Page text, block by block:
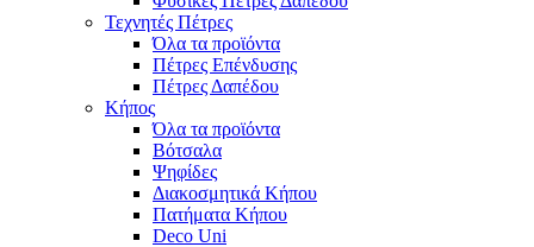
Τεχνητές Πέτρες
Όλα τα προϊόντα
Πέτρες Επένδυσης
Πέτρες Δαπέδου
Κήπος
Όλα τα προϊόντα
Βότσαλα
Ψηφίδες
Διακοσμητικά Κήπου
Πατήματα Κήπου
Deco Uni